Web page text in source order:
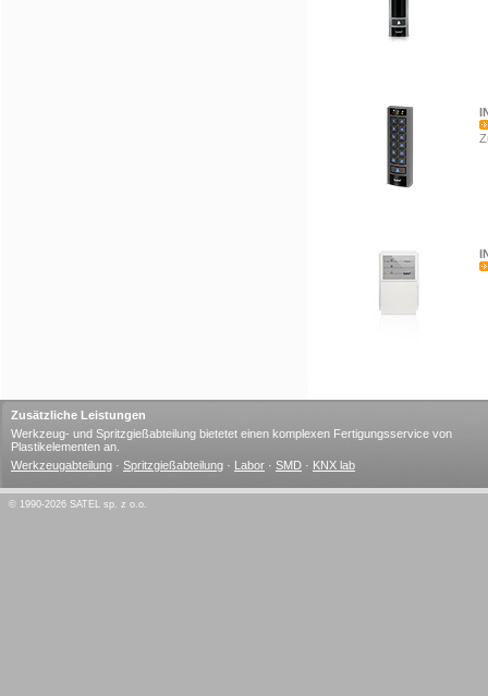
Zusätzliche Leistungen
Werkzeug- und Spritzgießabteilung bietetet einen komplexen Fertigungsservice von
Plastikelementen an.
Werkzeugabteilung · Spritzgießabteilung · Labor · SMD · KNX lab
© 1990-2026 SATEL sp. z o.o.